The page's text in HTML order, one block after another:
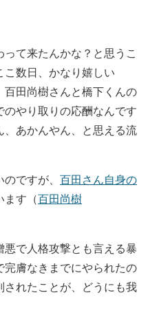
て来たんかな？と思うこ
こ数日、かなり嬉しい
百田尚樹さんと橋下くんの
やり取りの応酬なんです
あかんやん、と思える流
ですが、 百田さん自身の
ます（百田尚樹
で人格攻撃とも言える暴
膚なきまでにやられたの
れたことが、どうにも我